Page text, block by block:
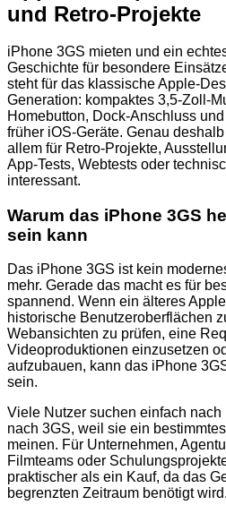
und Retro-Projekte
iPhone 3GS mieten und ein
Geschichte für besondere
steht für das klassische Apple-
Generation: kompaktes 3,5-Zoll-
Homebutton, Dock-Anschluss
früher iOS-Geräte. Genau
allem für Retro-Projekte,
App-Tests, Webtests oder
interessant.
Warum das iPhone 3GS
sein kann
Das iPhone 3GS ist kein
mehr. Gerade das macht es für
spannend. Wenn ein älteres
historische Benutzeroberflächen
Webansichten zu prüfen, eine
Videoproduktionen einzusetzen
aufzubauen, kann das iPhone
sein.
Viele Nutzer suchen einfach
nach 3GS, weil sie ein
meinen. Für Unternehmen,
Filmteams oder
praktischer als ein Kauf, da das
begrenzten Zeitraum benötigt wird.